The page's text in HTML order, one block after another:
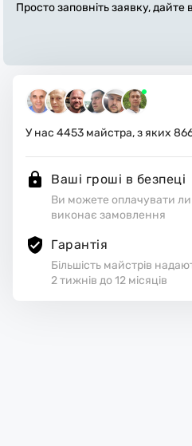
Просто заповніть заявку, дайте
питання по «ремонт теплої
еріали. Виконавці стежать за
че місце.
У нас 4453 майстра, з яких
Ваші гроші в безпеці
Ви можете оплачувати
виконає замовлення
Гарантія
Більшість майстрів
2 тижнів до 12 місяців